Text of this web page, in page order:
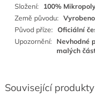
Související produkty
Složení:
100%
Země původu:
Původ příze: Oficiální
Upozornění:
Nevhodné
malých